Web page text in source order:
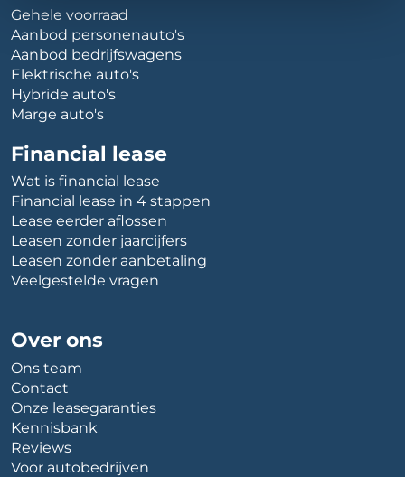
Gehele voorraad
Aanbod personenauto's
Aanbod bedrijfswagens
Elektrische auto's
Hybride auto's
Marge auto's
Financial lease
Wat is financial lease
Financial lease in 4 stappen
Lease eerder aflossen
Leasen zonder jaarcijfers
Leasen zonder aanbetaling
Veelgestelde vragen
Over ons
Ons team
Contact
Onze leasegaranties
Kennisbank
Reviews
Voor autobedrijven